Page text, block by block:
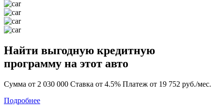
Найти выгодную кредитную
программу на этот авто
Сумма от 2 030 000 Ставка от 4.5% Платеж от 19 752 руб./мес.
Подробнее